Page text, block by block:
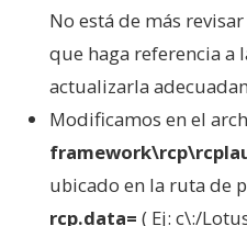
No está de más
que haga referencia a
actualizarla
Modificamos en el
ubicado en la ruta de
rcp.data= ( Ej: c\:/